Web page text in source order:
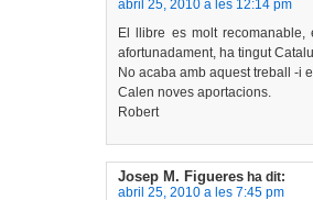
abril 25, 2010 a les 12:14 pm
El llibre es molt recomanable,
afortunadament, ha tingut
No acaba amb aquest treball -i
Calen noves aportacions.
Robert
Josep M. Figueres ha dit:
abril 25, 2010 a les 7:45 pm